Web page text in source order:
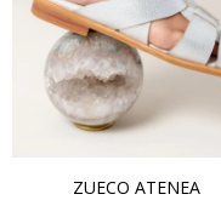
ZUECO ATENEA